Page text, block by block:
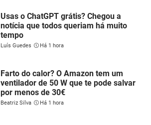
Usas o ChatGPT grátis? Chegou a
notícia que todos queriam há muito
tempo
Luís Guedes Há 1 hora
Farto do calor? O Amazon tem um
ventilador de 50 W que te pode salvar
por menos de 30€
Beatriz Silva Há 1 hora